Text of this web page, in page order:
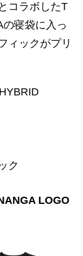
コラボしたT
寝袋に入っ
ィックがプリ
ク
LOGO